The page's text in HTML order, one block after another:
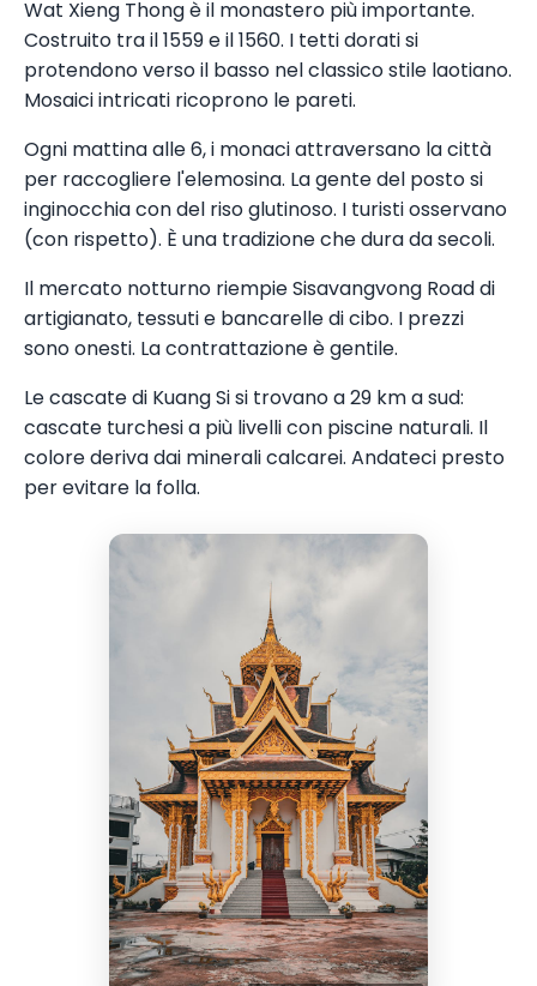
Wat Xieng Thong è il monastero più importante.
Costruito tra il 1559 e il 1560. I tetti dorati si
protendono verso il basso nel classico stile laotiano.
Mosaici intricati ricoprono le pareti.
Ogni mattina alle 6, i monaci attraversano la città
per raccogliere l'elemosina. La gente del posto si
inginocchia con del riso glutinoso. I turisti osservano
(con rispetto). È una tradizione che dura da secoli.
Il mercato notturno riempie Sisavangvong Road di
artigianato, tessuti e bancarelle di cibo. I prezzi
sono onesti. La contrattazione è gentile.
Le cascate di Kuang Si si trovano a 29 km a sud:
cascate turchesi a più livelli con piscine naturali. Il
colore deriva dai minerali calcarei. Andateci presto
per evitare la folla.